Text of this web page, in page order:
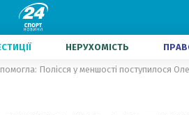
НЕРУХОМІСТЬ
Полісся у меншості поступилося